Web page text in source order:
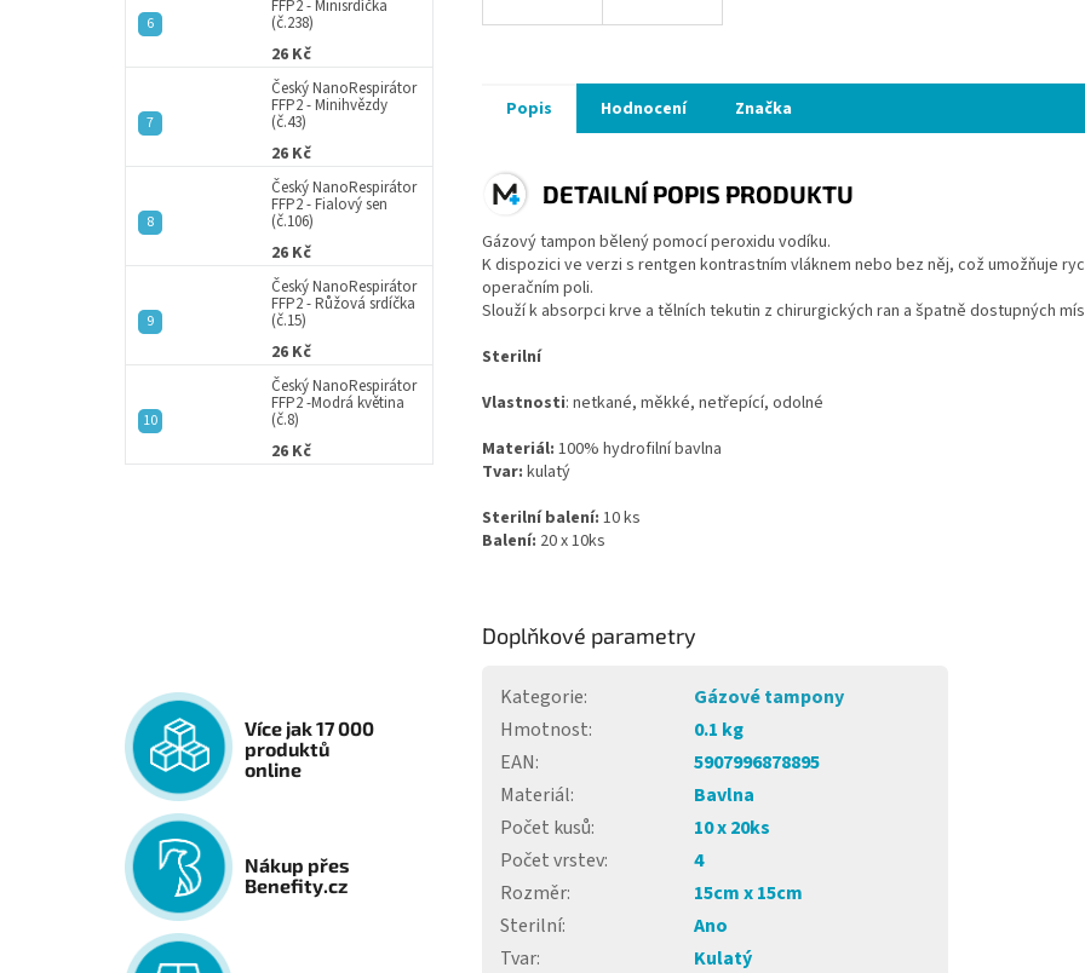
FFP2 - Minisrdíčka
(č.238)
26 Kč
Český NanoRespirátor
FFP2 - Minihvězdy
(č.43)
26 Kč
Český NanoRespirátor
FFP2 - Fialový sen
(č.106)
26 Kč
Český NanoRespirátor
FFP2 - Růžová srdíčka
(č.15)
26 Kč
Český NanoRespirátor
FFP2 -Modrá květina
(č.8)
26 Kč
Více jak 17 000
produktů
online
Nákup přes
Benefity.cz
Popis Hodnocení Značka
DETAILNÍ POPIS PRODUKTU
Gázový tampon bělený pomocí peroxidu vodíku.
K dispozici ve verzi s rentgen kontrastním vláknem nebo bez něj, což umožňuje
operačním poli.
Slouží k absorpci krve a tělních tekutin z chirurgických ran a špatně dostupných
Sterilní
Vlastnosti: netkané, měkké, netřepící, odolné
Materiál: 100% hydrofilní bavlna
Tvar: kulatý
Sterilní balení: 10 ks
Balení: 20 x 10ks
Doplňkové parametry
Kategorie:
Gázové tampony
Hmotnost:
0.1 kg
EAN:
5907996878895
Materiál:
Bavlna
Počet kusů:
10 x 20ks
Počet vrstev:
4
Rozměr:
15cm x 15cm
Sterilní:
Ano
Tvar:
Kulatý